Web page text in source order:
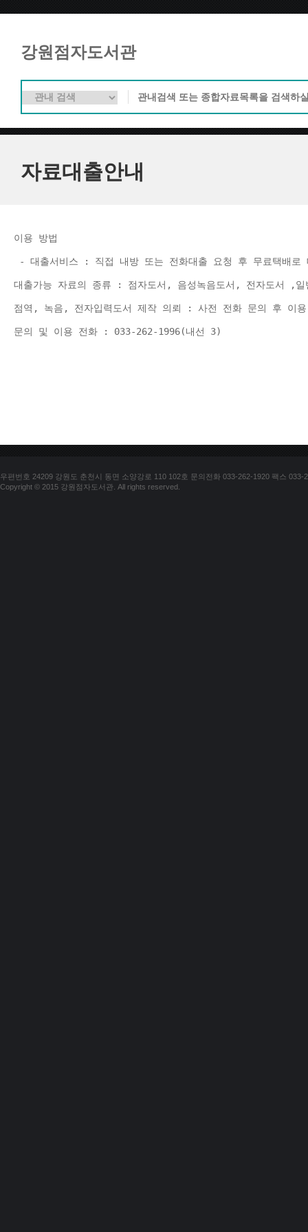
강원점자도서관
자료대출안내
이용 방법
- 대출서비스 : 직접 내방 또는 전화대출 요청 후 무료택배
대출가능 자료의 종류 : 점자도서, 음성녹음도서, 전자도서 ,
점역, 녹음, 전자입력도서 제작 의뢰 : 사전 전화 문의 후 이
문의 및 이용 전화 : 033-262-1996(내선 3)
우편번호 24209 강원도 춘천시 동면 소양강로 110 102호 문의전화 033-262-1920 팩스 033-
Copyright © 2015 강원점자도서관. All rights reserved.